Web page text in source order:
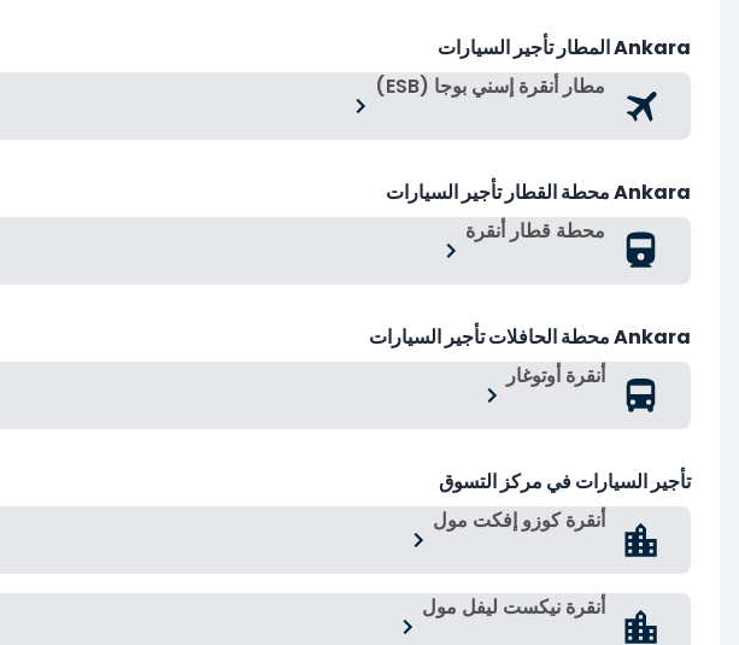
Ankara المطار تأجير السيارات
مطار أنقرة إسني بوجا (ESB)
Ankara محطة القطار تأجير السيارات
محطة قطار أنقرة
Ankara محطة الحافلات تأجير السيارات
أنقرة أوتوغار
تأجير السيارات في مركز التسوق
أنقرة كوزو إفكت مول
أنقرة نيكست ليفل مول